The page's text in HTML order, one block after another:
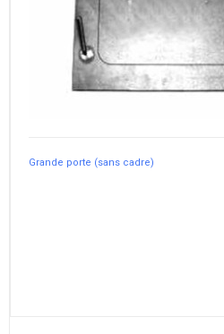
Grande porte (sans cadre)